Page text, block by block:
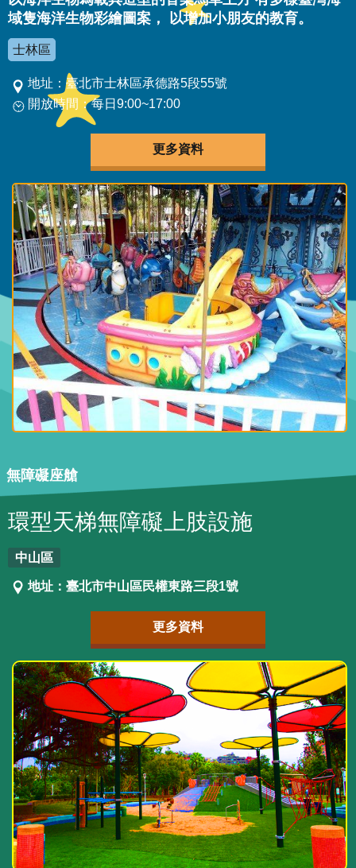
域隻海洋生物彩繪圖案， 以增加小朋友的教育。
士林區
地址：臺北市士林區承德路5段55號
開放時間：每日9:00~17:00
更多資料
無障礙座艙
環型天梯無障礙上肢設施
中山區
地址：臺北市中山區民權東路三段1號
更多資料